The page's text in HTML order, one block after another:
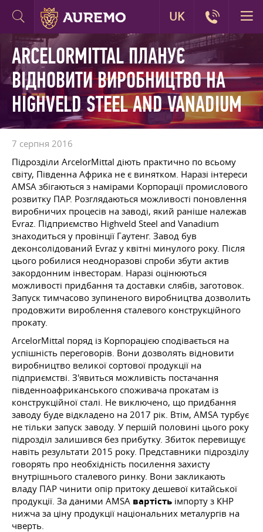
ARCELORMITTAL ПЛАНУЄ
ВІДНОВИТИ ВИРОБНИЦТВО НА
HIGHVELD STEEL AND VANADIUM
7 серпня 2016
Підрозділи ArcelorMittal діють практично по всьому
світу, Південна Африка не є винятком. Наразі інтереси
AMSA збігаються з намірами Корпорації промислового
розвитку ПАР. Розглядаються можливості поновлення
виробничих процесів на заводі, який раніше належав
Evraz. Підприємство Highveld Steel and Vanadium
знаходиться у провінції Гаутенг. Завод був
деконсолідований Evraz у квітні минулого року. Після
цього робилися неодноразові спроби збути актив
закордонним інвесторам. Наразі оцінюються
можливості придбання та доставки слябів, заготовок.
Запуск тимчасово зупиненого виробництва дозволить
продовжити вироблення сталевого конструкційного
прокату.
ArcelorMittal поряд із Корпорацією сподівається на
успішність переговорів. Вони дозволять відновити
виробництво великої сортової продукції на
підприємстві. З'явиться можливість постачання
південноафриканського споживача прокатам із
конструкційної сталі. Не виключено, що придбання
заводу буде відкладено на 2017 рік. Втім, AMSA турбує
не тільки запуск заводу. У першій половині цього року
підрозділ залишився без прибутку. Збиток перевищує
навіть результати 2015 року. Представники підрозділу
говорять про необхідність посилення захисту
внутрішнього сталевого ринку. Вони закликають
владу ПАР чинити опір притоку дешевої китайської
продукції. За даними AMSA вартість імпорту з КНР
нижча за ціну продукції національних металургів на
чверть.
UK